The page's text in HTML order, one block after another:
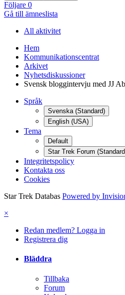
Följare 0
Gå till ämneslista
All aktivitet
Hem
Kommunikationscentrat
Arkivet
Nyhetsdiskussioner
Svensk bloggintervju med JJ
Språk
Svenska (Standard)
English (USA)
Tema
Default
Star Trek Forum
Integritetspolicy
Kontakta oss
Cookies
Star Trek Databas Powered by
×
Redan medlem? Logga in
Registrera dig
Bläddra
Tillbaka
Forum